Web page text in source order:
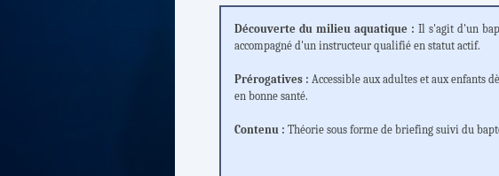
Découverte du milieu aquatique : Il s'agit d'un
accompagné d'un instructeur qualifié en statut actif.
Prérogatives : Accessible aux adultes et aux enfants
en bonne santé.
Contenu : Théorie sous forme de briefing suivi du